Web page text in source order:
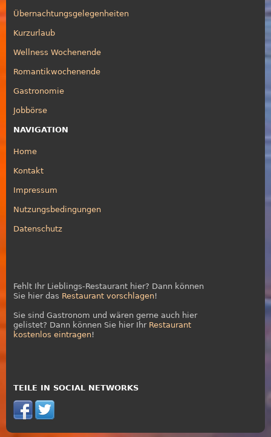
Übernachtungsgelegenheiten
Kurzurlaub
Wellness Wochenende
Romantikwochenende
Gastronomie
Jobbörse
NAVIGATION
Home
Kontakt
Impressum
Nutzungsbedingungen
Datenschutz
Fehlt Ihr Lieblings-Restaurant hier? Dann können
Sie hier das Restaurant vorschlagen!
Sie sind Gastronom und wären gerne auch hier
gelistet? Dann können Sie hier Ihr Restaurant
kostenlos eintragen!
TEILE IN SOCIAL NETWORKS